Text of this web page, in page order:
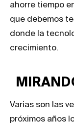
ahorre tiempo
que debemos
donde la
crecimiento.
Varias son las
próximos años